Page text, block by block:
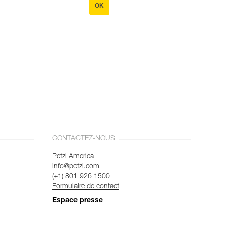
OK
CONTACTEZ-NOUS
Petzl America
info@petzl.com
(+1) 801 926 1500
Formulaire de contact
Espace presse